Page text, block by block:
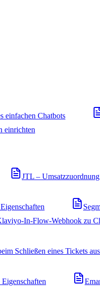
einfachen Chatbots
einrichten
JTL – Umsatzzuordnung
In-Flow-Webhook zu
Schließen eines Tickets